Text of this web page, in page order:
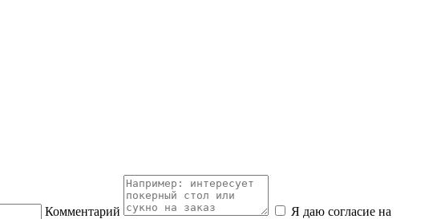
Комментарий
Я даю согласие на